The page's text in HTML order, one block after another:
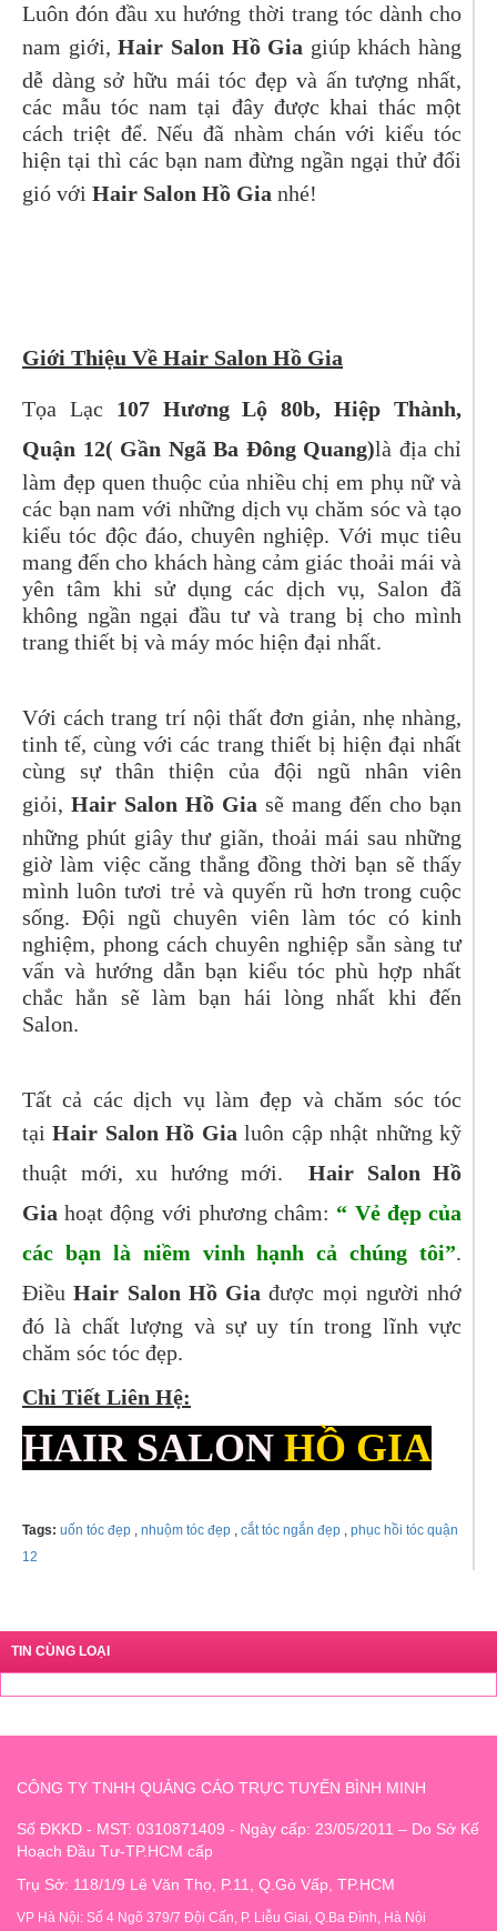
Luôn đón đầu xu hướng thời trang tóc dành cho
nam giới,Hair Salon Hồ Gia giúp khách hàng
dễ dàng sở hữu mái tóc đẹp và ấn tượng nhất,
các mẫu tóc nam tại đây được khai thác một
cách triệt để. Nếu đã nhàm chán với kiểu tóc
hiện tại thì các bạn nam đừng ngần ngại thử đổi
gió với Hair Salon Hồ Gia nhé!
Giới Thiệu Về Hair Salon Hồ Gia
Tọa Lạc 107 Hương Lộ 80b, Hiệp Thành,
Quận 12( Gần Ngã Ba Đông Quang)là địa chỉ
làm đẹp quen thuộc của nhiều chị em phụ nữ và
các bạn nam với những dịch vụ chăm sóc và tạo
kiểu tóc độc đáo, chuyên nghiệp. Với mục tiêu
mang đến cho khách hàng cảm giác thoải mái và
yên tâm khi sử dụng các dịch vụ, Salon đã
không ngần ngại đầu tư và trang bị cho mình
trang thiết bị và máy móc hiện đại nhất.
Với cách trang trí nội thất đơn giản, nhẹ nhàng,
tinh tế, cùng với các trang thiết bị hiện đại nhất
cùng sự thân thiện của đội ngũ nhân viên
giỏi, Hair Salon Hồ Gia sẽ mang đến cho bạn
những phút giây thư giãn, thoải mái sau những
giờ làm việc căng thẳng đồng thời bạn sẽ thấy
mình luôn tươi trẻ và quyến rũ hơn trong cuộc
sống. Đội ngũ chuyên viên làm tóc có kinh
nghiệm, phong cách chuyên nghiệp sẵn sàng tư
vấn và hướng dẫn bạn kiểu tóc phù hợp nhất
chắc hẳn sẽ làm bạn hái lòng nhất khi đến
Salon.
Tất cả các dịch vụ làm đẹp và chăm sóc tóc
tạiHair Salon Hồ Gia luôn cập nhật những kỹ
thuật mới, xu hướng mới. Hair Salon Hồ
Gia hoạt động với phương châm: “ Vẻ đẹp của
các bạn là niềm vinh hạnh cả chúng tôi”.
ĐiềuHair Salon Hồ Gia được mọi người nhớ
đó là chất lượng và sự uy tín trong lĩnh vực
chăm sóc tóc đẹp.
Chi Tiết Liên Hệ:
HAIR SALON HỒ GIA
Tags: uốn tóc đẹp , nhuộm tóc đẹp , cắt tóc ngắn đẹp , phục hồi tóc quận
12
TIN CÙNG LOẠI
CÔNG TY TNHH QUẢNG CÁO TRỰC TUYẾN BÌNH MINH
Số ĐKKD - MST: 0310871409 - Ngày cấp: 23/05/2011 – Do Sở Kế
Hoạch Đầu Tư-TP.HCM cấp
Trụ Sở: 118/1/9 Lê Văn Thọ, P.11, Q.Gò Vấp, TP.HCM
VP Hà Nội: Số 4 Ngõ 379/7 Đội Cấn, P. Liễu Giai, Q.Ba Đình, Hà Nội